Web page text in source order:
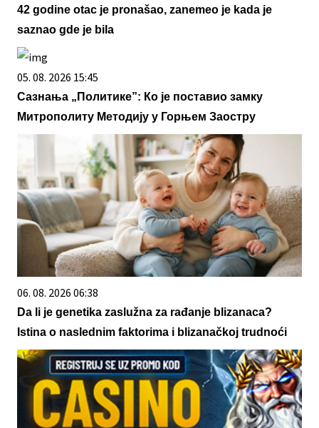
42 godine otac je pronašao, zanemeo je kada je
saznao gde je bila
05. 08. 2026 15:45
Сазнања „Политике”: Ко је поставио замку
Митрополиту Методију у Горњем Заостру
06. 08. 2026 06:38
Da li je genetika zaslužna za rađanje blizanaca?
Istina o naslednim faktorima i blizanačkoj trudnoći